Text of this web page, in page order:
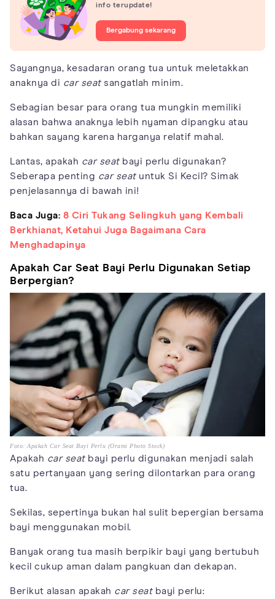
info terupdate!
Bergabung sekarang
Sayangnya, kesadaran orang tua untuk meletakkan
anaknya di car seatsangatlah minim.
Sebagian besar para orang tua mungkin memiliki
alasan bahwa anaknya lebih nyaman dipangku atau
bahkan sayang karena harganya relatif mahal.
Lantas, apakah car seatbayi perlu digunakan?
Seberapa penting car seatuntuk Si Kecil? Simak
penjelasannya di bawah ini!
Baca Juga: 8 Ciri Tukang Selingkuh yang Kembali
Berkhianat, Ketahui Juga Bagaimana Cara
Menghadapinya
Apakah Car Seat Bayi Perlu Digunakan Setiap
Berpergian?
Foto: Apakah Car Seat Bayi Perlu (Orami Photo Stock)
Apakah car seatbayi perlu digunakan menjadi salah
satu pertanyaan yang sering dilontarkan para orang
tua.
Sekilas, sepertinya bukan hal sulit bepergian bersama
bayi menggunakan mobil.
Banyak orang tua masih berpikir bayi yang bertubuh
kecil cukup aman dalam pangkuan dan dekapan.
Berikut alasan apakah car seatbayi perlu: